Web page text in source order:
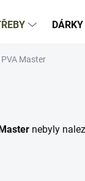
PVA Master
nebyly